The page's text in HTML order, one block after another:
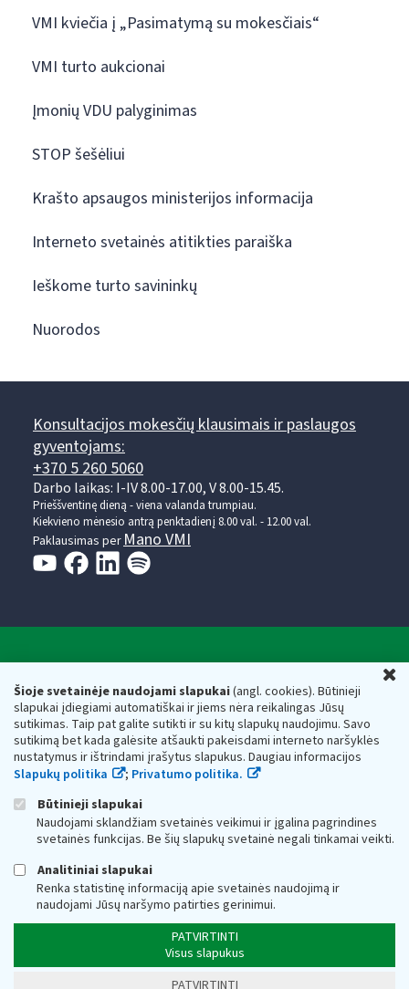
Šioje svetainėje naudojami slapukai(angl. cookies). Būtinieji
slapukai įdiegiami automatiškai ir jiems nėra reikalingas Jūsų
sutikimas. Taip pat galite sutikti ir su kitų slapukų naudojimu. Savo
sutikimą bet kada galėsite atšaukti pakeisdami interneto naršyklės
nustatymus ir ištrindami įrašytus slapukus. Daugiau informacijos
Slapukų politika
; Privatumo politika.
Būtinieji slapukai
Naudojami sklandžiam svetainės veikimui ir įgalina pagrindines
svetainės funkcijas. Be šių slapukų svetainė negali tinkamai veikti.
Analitiniai slapukai
Renka statistinę informaciją apie svetainės naudojimą ir
naudojami Jūsų naršymo patirties gerinimui.
PATVIRTINTI
Visus slapukus
PATVIRTINTI
VMI kviečia į „Pasimatymą su mokesčiais“
VMI turto aukcionai
Įmonių VDU palyginimas
STOP šešėliui
Krašto apsaugos ministerijos informacija
Interneto svetainės atitikties paraiška
Ieškome turto savininkų
Nuorodos
Konsultacijos mokesčių klausimais ir paslaugos
gyventojams:
+370 5 260 5060
Darbo laikas: I-IV 8.00-17.00, V 8.00-15.45.
Prieššventinę dieną - viena valanda trumpiau.
Kiekvieno mėnesio antrą penktadienį 8.00 val. - 12.00 val.
Paklausimas per Mano VMI
Respublikos finansų ministerijos
Biudžetinė įstaiga. Juridinio asmens kodas — 188659752,
adresas: Vasario 16-osios g. 14, 01107 Vilnius, Lietuva, el.paštas:
vmi@vmi.lt, E. pristatymo dėžutės adresas 188659752
Duomenys apie Valstybinę mokesčių inspekciją prie Lietuvos
Respublikos finansų ministerijos kaupiami ir saugomi Juridinių